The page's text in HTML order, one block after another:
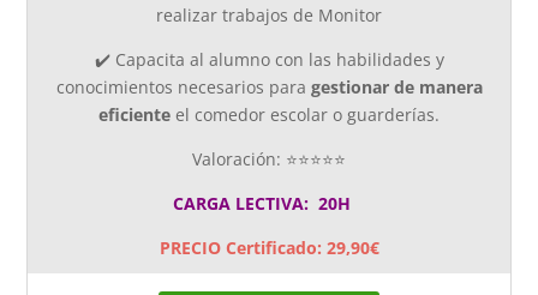
realizar trabajos de Monitor
✔️ Capacita al alumno con las habilidades y
conocimientos necesarios para gestionar de manera
eficiente el comedor escolar o guarderías.
Valoración: ⭐⭐⭐⭐⭐
CARGA LECTIVA: 20H
PRECIO Certificado: 29,90€